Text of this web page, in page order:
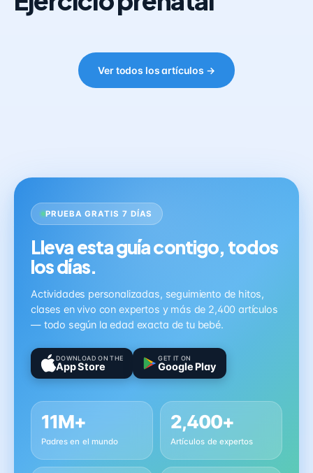
Ver todos los artículos →
PRUEBA GRATIS 7 DÍAS
Lleva esta guía contigo, todos
los días.
Actividades personalizadas, seguimiento de hitos,
clases en vivo con expertos y más de 2,400 artículos
— todo según la edad exacta de tu bebé.
DOWNLOAD ON THE
App Store
GET IT ON
Google Play
11M+
Padres en el mundo
2,400+
Artículos de expertos